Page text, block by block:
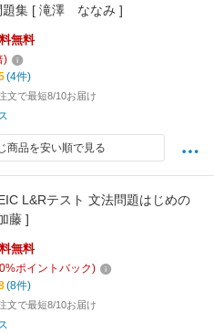
題集 [ 滝澤 ななみ ]
無料
)
(4件)
文で最短8/10お届け
商品を安い順で見る
L&Rテスト 文法問題はじめの
藤 ]
無料
%ポイントバック)
(8件)
文で最短8/10お届け